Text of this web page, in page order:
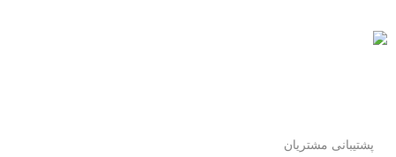
پشتیبانی مشتریان